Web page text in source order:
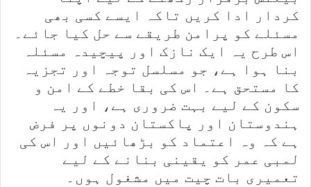
کردار ادا کریں تاکہ ایسے کسی بھی
مسئلے کو پرامن طریقے سے حل کیا جائے۔
اس طرح یہ ایک نازک اور پیچیدہ مسئلہ
بنا ہوا ہے، جو مسلسل توجہ اور تجزیہ
کا مستحق ہے۔ اس کی بقا خطے کے امن و
سکون کے لیے بہت ضروری ہے، اور یہ
ہندوستان اور پاکستان دونوں پر فرض
ہے کہ وہ اعتماد کو بڑھائیں اور اس کی
لمبی عمر کو یقینی بنانے کے لیے
تعمیری بات چیت میں مشغول ہوں۔